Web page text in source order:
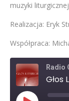
muzyki
Realizacja: Eryk
Współpraca:
Radio
Głos